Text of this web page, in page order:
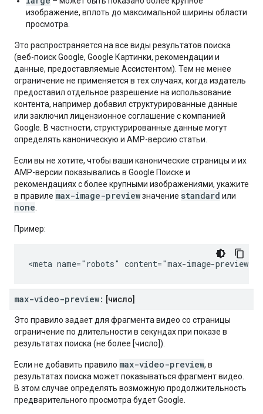
изображение, вплоть до максимальной ширины области
просмотра.
Это распространяется на все виды результатов поиска
(веб-поиск Google, Google Картинки, рекомендации и
данные, предоставляемые Ассистентом). Тем не менее
ограничение не применяется в тех случаях, когда издатель
предоставил отдельное разрешение на использование
контента, например добавил структурированные данные
или заключил лицензионное соглашение с компанией
Google. В частности, структурированные данные могут
определять каноническую и AMP-версию статьи.
Если вы не хотите, чтобы ваши канонические страницы и их
AMP-версии показывались в Google Поиске и
рекомендациях с более крупными изображениями, укажите
в правиле max-image-previewзначение standard или
none
Пример:
<meta name="robots" content="max-image-
max-video-preview: [число]
Это правило задает для фрагмента видео со страницы
ограничение по длительности в секундах при показе в
результатах поиска (не более [число]).
Если не добавить правило max-video-preview, в
результатах поиска может показываться фрагмент видео.
В этом случае определять возможную продолжительность
предварительного просмотра будет Google.